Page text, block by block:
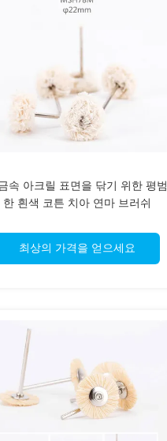
속 아크릴 표면을 닦기 위한 평범
한 흰색 코튼 치아 연마 브러쉬
최상의 가격을 얻으세요